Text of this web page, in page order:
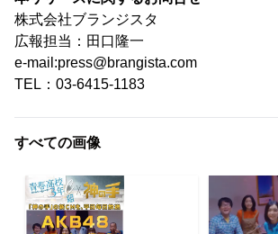
株式会社ブランジスタ
広報担当：田口隆一
e-mail:press@brangista.com
TEL：03-6415-1183
すべての画像